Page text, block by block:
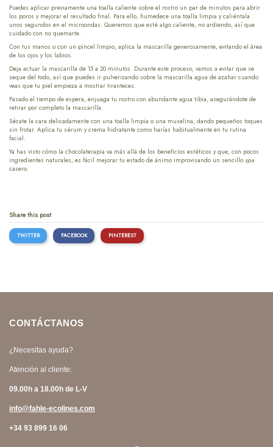
Puedes aplicar previamente una toalla caliente sobre el rostro un par de minutos para abrir
los poros y mejorar el resultado final. Para ello, humedece una toalla limpia y caliéntala
unos segundos en el microondas. Queremos que esté algo caliente, no ardiendo, así que
cuidado con no quemarte.
Con tus manos o con un pincel limpio, aplica la mascarilla generosamente, evitando el área
de los ojos y los labios.
Deja actuar la mascarilla de 15 a 20 minutos. Durante este proceso, vamos a evitar que se
seque del todo, así que puedes ir pulverizando sobre la mascarilla agua de azahar cuando
veas que tu piel empieza a mostrar tiranteces.
Pasado el tiempo de espera, enjuaga tu rostro con abundante agua tibia, asegurándote de
retirar por completo la mascarilla.
Sécate la cara delicadamente con una toalla limpia o una muselina, dando pequeños toques
sin frotar. Aplica tu sérum y crema hidratante como harías habitualmente en tu rutina
facial.
Ya has visto cómo la chocolaterapia va más allá de los beneficios estéticos y que, con pocos
ingredientes naturales, es fácil mejorar tu estado de ánimo improvisando un sencillo spa
casero.
Share this post
TWITTER FACEBOOK PINTEREST
CONTÁCTANOS
¿Necesitas ayuda?
Atención al cliente:
09.00h a 18.00h de L-V
info@fahle-ecolines.com
+34 93 899 16 06